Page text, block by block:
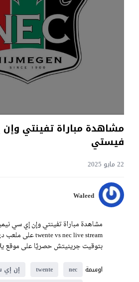
فيستي
22 مايو 2025
Waleed
بتوقيت جرينيتش حصريًا على موقع
اوسمة
nec
twente إن إي